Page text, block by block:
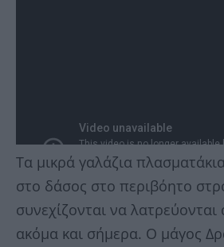
Τα μικρά γαλάζια
στο δάσος στο περιβόητο
συνεχίζονται να
ακόμα και σήμερα. Ο μάγος